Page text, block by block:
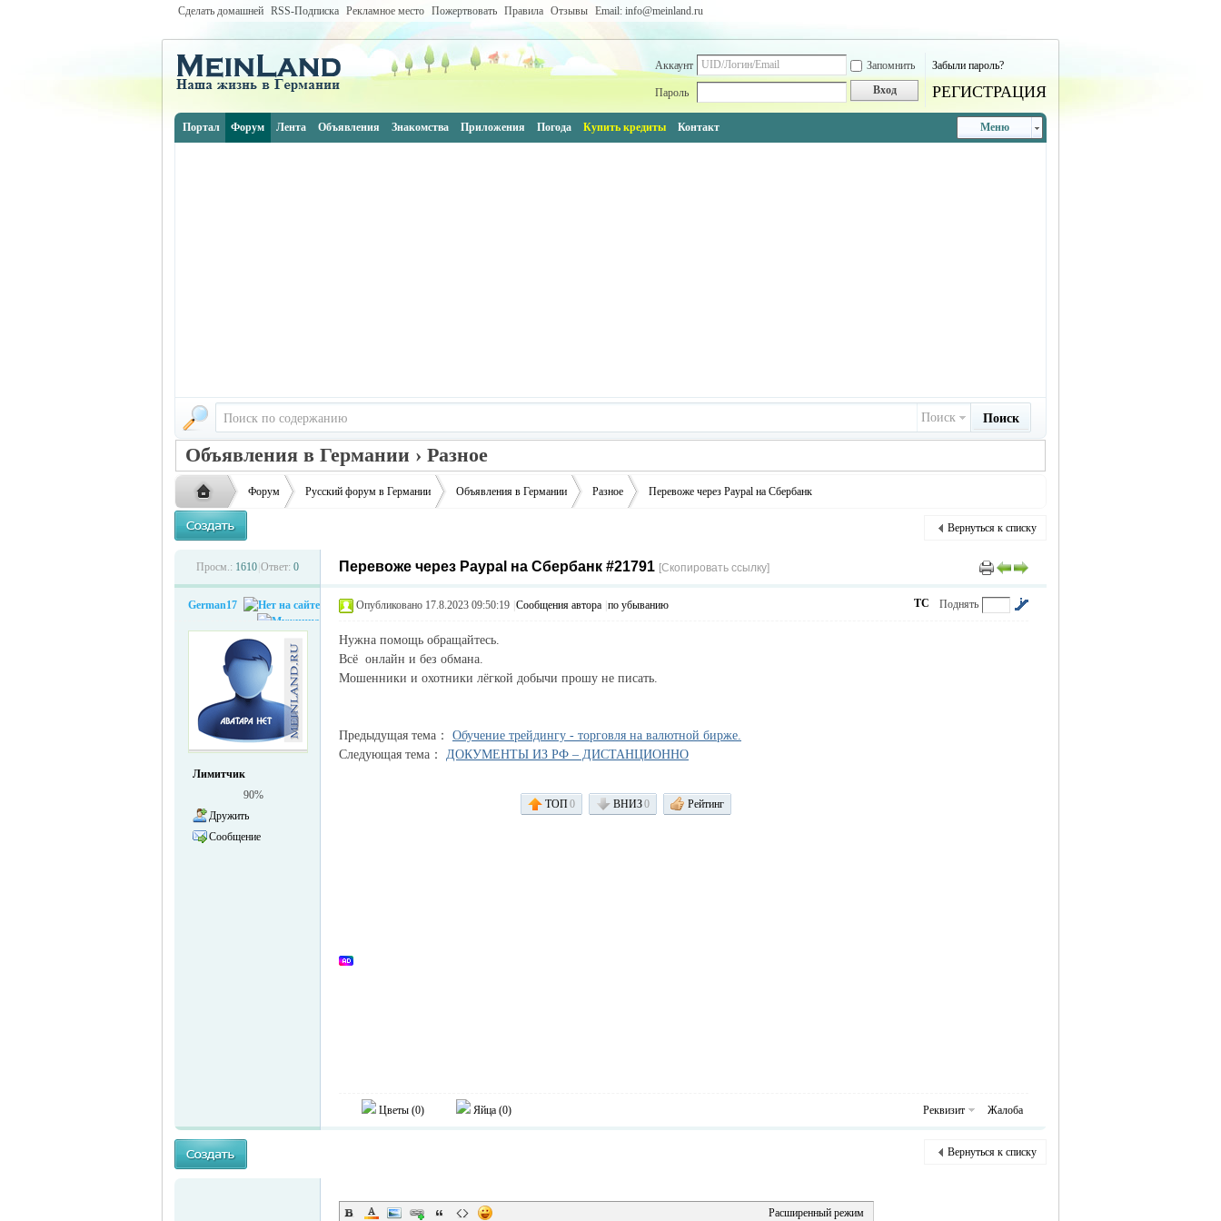
Сделать домашней RSS-Подписка Рекламное место Пожертвовать Правила Отзывы Email: info@meinland.ru
Аккаунт Запомнить Забыли пароль?
Пароль Вход РЕГИСТРАЦИЯ
Меню
Портал Форум Лента Объявления Знакомства Приложения Погода Купить кредиты Контакт
Поиск Поиск
Объявления в Германии › Разное
Русская
жизнь и
›
Форум
›
Русский форум в Германии
›
Объявления в Германии
›
Разное
›
Перевоже через Paypal на Сбербанк
Вернуться к списку
Просм.: 1610 Ответ: 0 Перевоже через Paypal на Сбербанк #21791 [Скопировать ссылку]
German17
Лимитчик
90%
Дружить
Сообщение
Поднять
ТС
Опубликовано 17.8.2023 09:50:19 Сообщения автора по убыванию
Нужна помощь обращайтесь.
Всё онлайн и без обмана.
Мошенники и охотники лёгкой добычи прошу не писать.
Предыдущая тема： Обучение трейдингу - торговля на валютной бирже.
Следующая тема： ДОКУМЕНТЫ ИЗ РФ – ДИСТАНЦИОННО
ТОП0 ВНИЗ0 Рейтинг
Цветы (0) Яйца (0) Реквизит Жалоба
Вернуться к списку
Расширенный режим